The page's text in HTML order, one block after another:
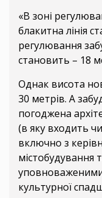
«В зоні
блакитна лінія
регулювання
становить – 18
Однак висота
30 метрів. А
погоджена
(в яку входить
включно з
містобудування
культурної